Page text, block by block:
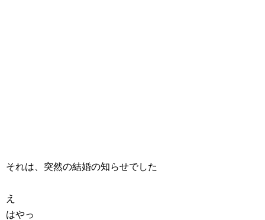
それは、突然の結婚の知らせでした
え
はやっ